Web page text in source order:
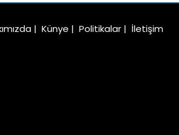
| Künye | Politikalar | İletişim